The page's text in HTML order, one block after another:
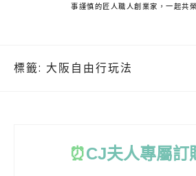
事謹慎的匠人職人創業家，一起共
標籤: 大阪自由行玩法
⏰CJ夫人專屬訂